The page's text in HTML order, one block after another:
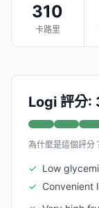
310
卡路里
Logi 評分:
為什麼是這個評分
✓ Low
✓ Convenient